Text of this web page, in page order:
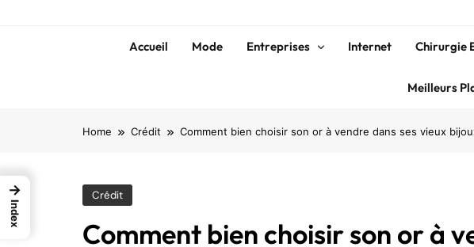
Accueil Mode Entreprises Internet Chirurgie
Meilleurs
Home Crédit Comment bien choisir son or à vendre dans ses vieux
Crédit
Comment bien choisir son or à
→
Index